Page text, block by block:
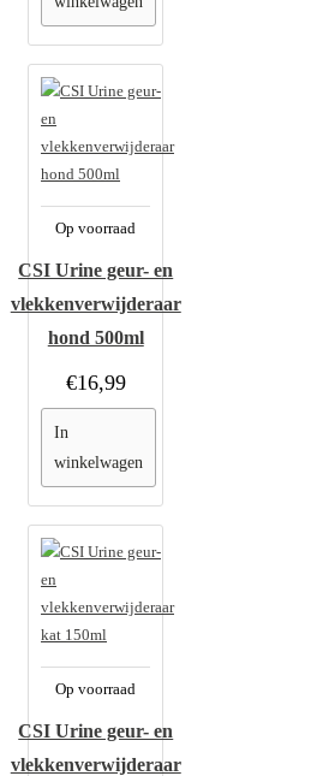
Op voorraad
CSI Urine geur- en
vlekkenverwijderaar
hond 500ml
€16,99
In
winkelwagen
Op voorraad
CSI Urine geur- en
vlekkenverwijderaar